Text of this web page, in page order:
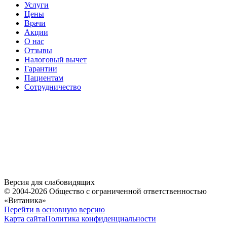
Услуги
Цены
Врачи
Акции
О нас
Отзывы
Налоговый вычет
Гарантии
Пациентам
Сотрудничество
Версия для слабовидящих
© 2004-2026 Общество с ограниченной ответственностью
«Витаника»
Перейти в основную версию
Карта сайтаПолитика конфиденциальности